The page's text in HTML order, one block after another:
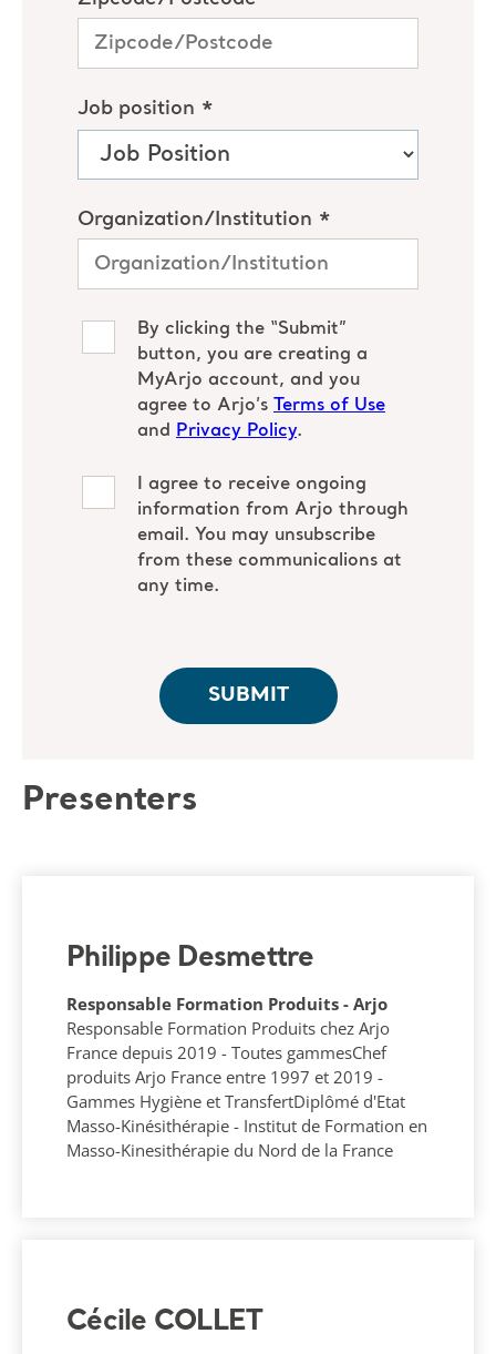
Presenters
Philippe Desmettre
Responsable Formation Produits - Arjo
Responsable Formation Produits chez Arjo
France depuis 2019 - Toutes gammesChef
produits Arjo France entre 1997 et 2019 -
Gammes Hygiène et TransfertDiplômé d'Etat
Masso-Kinésithérapie - Institut de Formation en
Masso-Kinesithérapie du Nord de la France
Cécile COLLET